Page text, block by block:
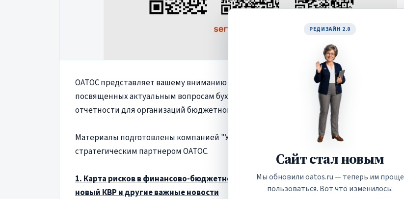
РЕДИЗАЙН 2.0
Сайт стал новым
Мы обновили oatos.ru — теперь им проще
пользоваться. Вот что изменилось:
ОАТОС представляет вашему вниманию подборку публикаций,
посвященных актуальным вопросам бухгалтерского учета и
отчетности для организаций бюджетной сферы в 2026 году.
Материалы подготовлены компанией "Учёт в БГУ" -
стратегическим партнером ОАТОС.
1. Карта рисков в финансово-бюджетной сфере на 2026 год,
новый КВР и другие важные новости